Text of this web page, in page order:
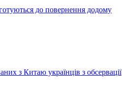
до повернення додому
з Китаю українців з обсервації